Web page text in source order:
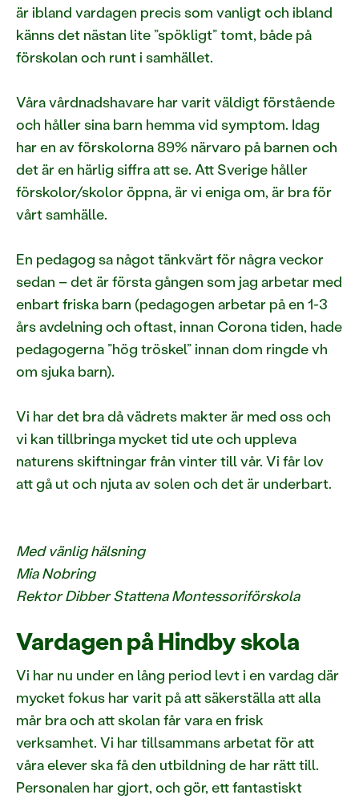
är ibland vardagen precis som vanligt och ibland
känns det nästan lite ”spökligt” tomt, både på
förskolan och runt i samhället.
Våra vårdnadshavare har varit väldigt förstående
och håller sina barn hemma vid symptom. Idag
har en av förskolorna 89% närvaro på barnen och
det är en härlig siffra att se. Att Sverige håller
förskolor/skolor öppna, är vi eniga om, är bra för
vårt samhälle.
En pedagog sa något tänkvärt för några veckor
sedan – det är första gången som jag arbetar med
enbart friska barn (pedagogen arbetar på en 1-3
års avdelning och oftast, innan Corona tiden, hade
pedagogerna ”hög tröskel” innan dom ringde vh
om sjuka barn).
Vi har det bra då vädrets makter är med oss och
vi kan tillbringa mycket tid ute och uppleva
naturens skiftningar från vinter till vår. Vi får lov
att gå ut och njuta av solen och det är underbart.
Med vänlig hälsning
Mia Nobring
Rektor Dibber Stattena Montessoriförskola
Vardagen på Hindby skola
Vi har nu under en lång period levt i en vardag där
mycket fokus har varit på att säkerställa att alla
mår bra och att skolan får vara en frisk
verksamhet. Vi har tillsammans arbetat för att
våra elever ska få den utbildning de har rätt till.
Personalen har gjort, och gör, ett fantastiskt